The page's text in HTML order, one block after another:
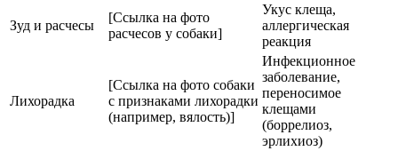
Зуд и расчесы
[Ссылка на фото
расчесов у собаки]
Укус клеща,
аллергическая
реакция
Лихорадка
[Ссылка на фото собаки
с признаками лихорадки
(например, вялость)]
Инфекционное
заболевание,
переносимое
клещами
(боррелиоз,
эрлихиоз)